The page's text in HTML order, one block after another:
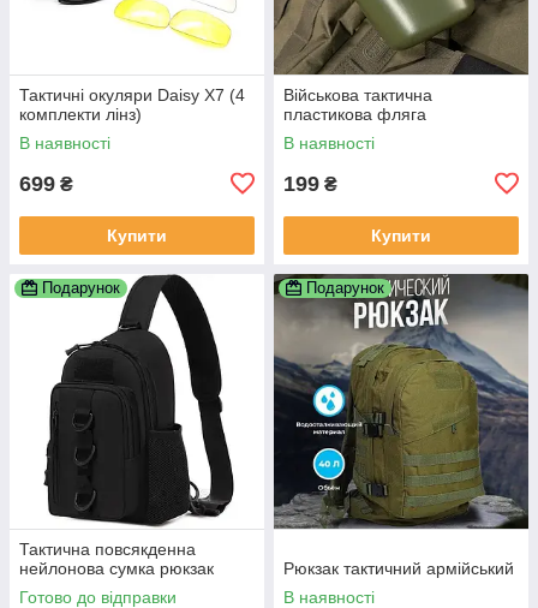
Тактичні окуляри Daisy X7 (4
комплекти лінз)
В наявності
699 ₴
Купити
Військова тактична
пластикова фляга
В наявності
199 ₴
Купити
Подарунок
Тактична повсякденна
нейлонова сумка рюкзак
Готово до відправки
Подарунок
Рюкзак тактичний армійський
В наявності